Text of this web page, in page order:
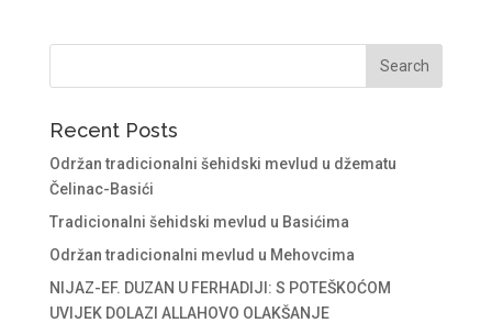
Recent Posts
Održan tradicionalni šehidski mevlud u džematu
Čelinac-Basići
Tradicionalni šehidski mevlud u Basićima
Održan tradicionalni mevlud u Mehovcima
NIJAZ-EF. DUZAN U FERHADIJI: S POTEŠKOĆOM
UVIJEK DOLAZI ALLAHOVO OLAKŠANJE